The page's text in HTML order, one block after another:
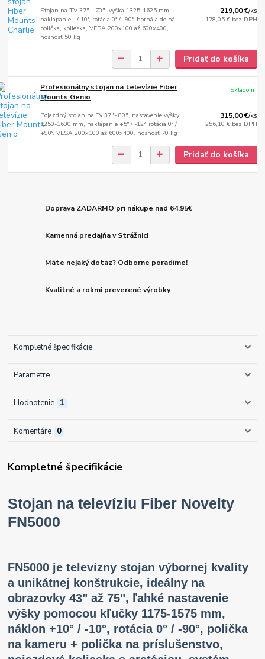
Stojan na TV 37" - 70", výška 1325-1625 mm,
naklápanie +/-10°, rotácia 0° / -90°, horná a dolná
polička, kolieska, VESA 200x100 až 600x400,
nosnosť 50 kg
219,00 €/ks
178,05 € bez DPH
Pridať do košíka
Profesionálny stojan na televízie Fiber
Mounts Genio
Pojazdný stojan na Tv 37"- 80", nastavenie výšky
1250-1600 mm, naklápanie +5° / -12°, rotácia 0° /
+90°, VESA 200x100 až 600x400, nosnosť 70 kg
315,00 €/ks
256,10 € bez DPH
Skladom
Pridať do košíka
Doprava ZADARMO pri nákupe nad 64,95€
Kamenná predajňa v Strážnici
Máte nejaký dotaz? Odborne poradíme!
Kvalitné a rokmi preverené výrobky
Kompletné špecifikácie
Parametre
Hodnotenie 1
Komentáre 0
Kompletné špecifikácie
Stojan na televíziu Fiber Novelty
FN5000
FN5000 je televízny stojan výbornej kvality
a unikátnej konštrukcie, ideálny na
obrazovky 43" až 75", ľahké nastavenie
výšky pomocou kľučky 1175-1575 mm,
náklon +10° / -10°, rotácia 0° / -90°, polička
na kameru + polička na príslušenstvo,